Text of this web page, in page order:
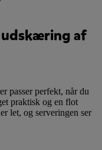
udskæring af
passer perfekt, når du
praktisk og en flot
let, og serveringen ser